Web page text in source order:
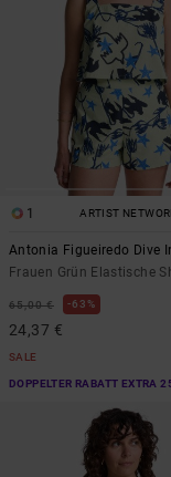
1 ARTIST
Antonia Figueiredo Dive
Frauen Grün Elastische
65,00 € 63%
24,37 €
SALE
DOPPELTER RABATT EXTRA